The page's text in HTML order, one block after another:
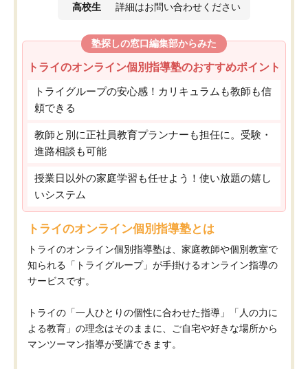
高校生 詳細はお問い合わせください
塾探しの窓口編集部からみた
トライのオンライン個別指導塾のおすすめポイント
トライグループの安心感！カリキュラムも教師も信
頼できる
教師と別に正社員教育プランナーも担任に。受験・
進路相談も可能
授業日以外の家庭学習も任せよう！使い放題の嬉し
いシステム
トライのオンライン個別指導塾とは
トライのオンライン個別指導塾は、家庭教師や個別教室で
知られる「トライグループ」が手掛けるオンライン指導の
サービスです。
トライの「一人ひとりの個性に合わせた指導」「人の力に
よる教育」の理念はそのままに、ご自宅や好きな場所から
マンツーマン指導が受講できます。